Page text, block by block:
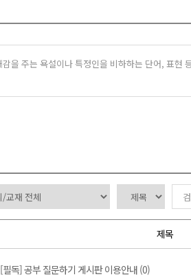
제목
[필독] 공부 질문하기 게시판 이용안내 (0)